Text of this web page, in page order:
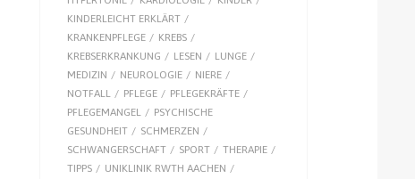
KINDERLEICHT ERKLÄRT
KRANKENPFLEGE
KREBS
KREBSERKRANKUNG
LESEN
LUNGE
MEDIZIN
NEUROLOGIE
NIERE
NOTFALL
PFLEGE
PFLEGEKRÄFTE
PFLEGEMANGEL
PSYCHISCHE
GESUNDHEIT
SCHMERZEN
SCHWANGERSCHAFT
SPORT
THERAPIE
TIPPS
UNIKLINIK RWTH AACHEN